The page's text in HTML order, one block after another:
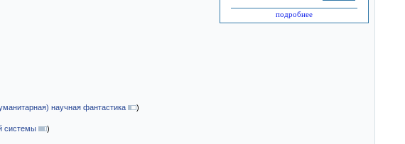
подробнее
научная фантастика
)
системы
)